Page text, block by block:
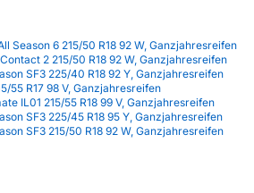
Season 6 215/50 R18 92 W, Ganzjahresreifen
2 215/50 R18 92 W, Ganzjahresreifen
SF3 225/40 R18 92 Y, Ganzjahresreifen
55 R17 98 V, Ganzjahresreifen
IL01 215/55 R18 99 V, Ganzjahresreifen
SF3 225/45 R18 95 Y, Ganzjahresreifen
SF3 215/50 R18 92 W, Ganzjahresreifen